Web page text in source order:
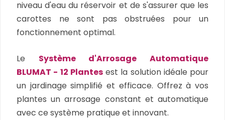
niveau d'eau du réservoir et de s'assurer que les
carottes ne sont pas obstruées pour un
fonctionnement optimal.
Le Système d'Arrosage Automatique
BLUMAT - 12 Plantesest la solution idéale pour
un jardinage simplifié et efficace. Offrez à vos
plantes un arrosage constant et automatique
avec ce système pratique et innovant.